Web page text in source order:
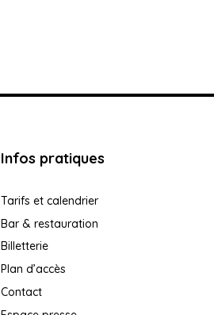
Infos pratiques
Tarifs et calendrier
Bar & restauration
Billetterie
Plan d’accès
Contact